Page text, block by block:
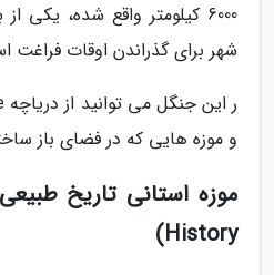
6000 کیلومتر واقع شده،
شهر برای گذراندن اوقات
و موزه هایی که در فضای باز
History)